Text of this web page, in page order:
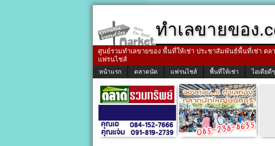
ทำเลขายของ
ศูนย์รวมทำเลขายของ พื้นที่ให้เช่า ประชาสัมพันธ์พื้นที่เช่า ต
แฟรนไชส์
หน้าแรก ตลาดนัด แฟรนไชส์ พื้นที่ให้เช่า ไอเดียดี